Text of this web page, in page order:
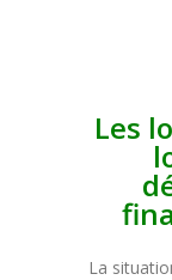
Les
La